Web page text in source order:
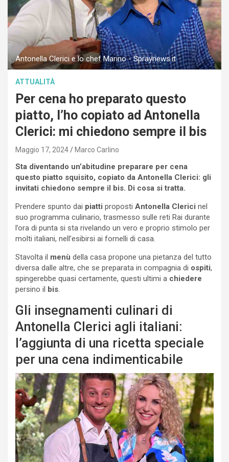
Antonella Clerici e lo chef Marino - Spraynews.it
ATTUALITÀ
Per cena ho preparato questo
piatto, l’ho copiato ad Antonella
Clerici: mi chiedono sempre il bis
Maggio 17, 2024 Marco Carlino
Sta diventando un’abitudine preparare per cena
questo piatto squisito, copiato da Antonella Clerici: gli
invitati chiedono sempre il bis. Di cosa si tratta.
Prendere spunto dai piatti proposti Antonella Clerici nel
suo programma culinario, trasmesso sulle reti Rai durante
l’ora di punta si sta rivelando un vero e proprio stimolo per
molti italiani, nell’esibirsi ai fornelli di casa.
Stavolta il menù della casa propone una pietanza del tutto
diversa dalle altre, che se preparata in compagnia di ospiti,
spingerebbe quasi certamente, questi ultimi a chiedere
persino il
bis.
Gli insegnamenti culinari di
Antonella Clerici agli italiani:
l’aggiunta di una ricetta speciale
per una cena indimenticabile